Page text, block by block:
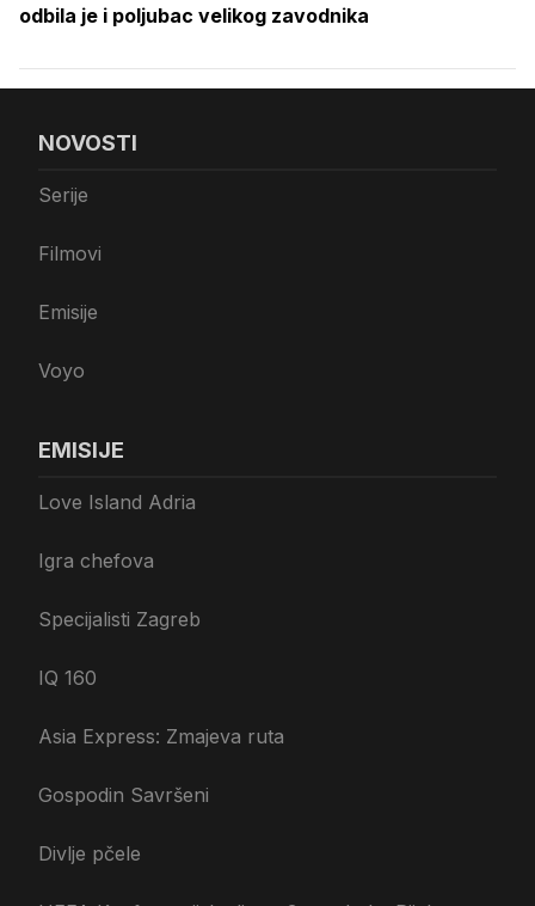
odbila je i poljubac velikog zavodnika
NOVOSTI
Serije
Filmovi
Emisije
Voyo
EMISIJE
Love Island Adria
Igra chefova
Specijalisti Zagreb
IQ 160
Asia Express: Zmajeva ruta
Gospodin Savršeni
Divlje pčele